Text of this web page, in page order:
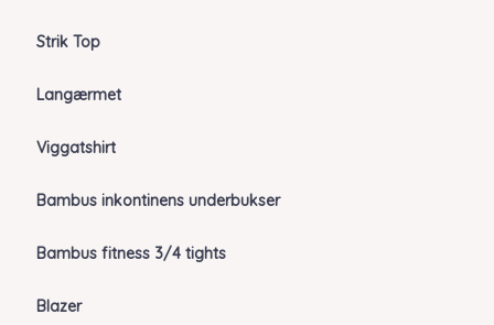
Strik Top
Langærmet
Viggatshirt
Bambus inkontinens underbukser
Bambus fitness 3/4 tights
Blazer